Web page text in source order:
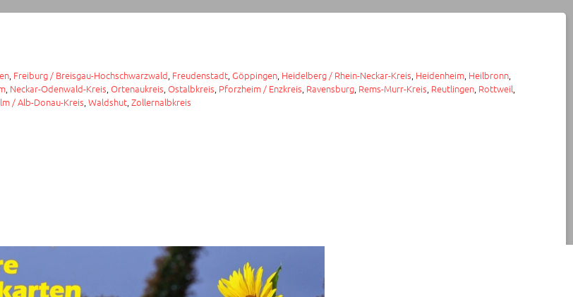
, Freiburg / Breisgau-Hochschwarzwald, Freudenstadt, Göppingen, Heidelberg / Rhein-Neckar-Kreis, Heidenheim, Heilbronn,
, Neckar-Odenwald-Kreis, Ortenaukreis, Ostalbkreis, Pforzheim / Enzkreis, Ravensburg, Rems-Murr-Kreis, Reutlingen, Rottweil,
/ Alb-Donau-Kreis, Waldshut, Zollernalbkreis